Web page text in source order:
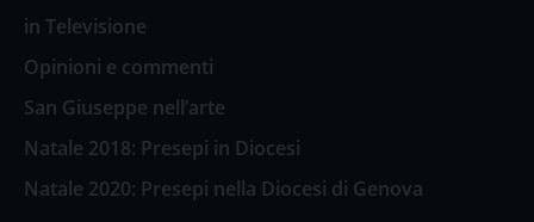
in Televisione
Opinioni e commenti
San Giuseppe nell’arte
Natale 2018: Presepi in Diocesi
Natale 2020: Presepi nella Diocesi di Genova